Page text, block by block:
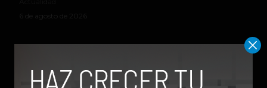
6 de agosto de 2026